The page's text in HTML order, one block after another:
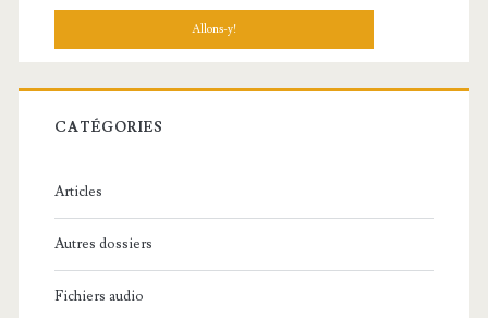
h
r
c
:
CATÉGORIES
Articles
Autres dossiers
Fichiers audio